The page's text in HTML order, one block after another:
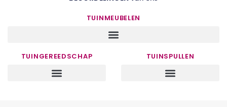
TUINMEUBELEN
TUINGEREEDSCHAP TUINSPULLEN